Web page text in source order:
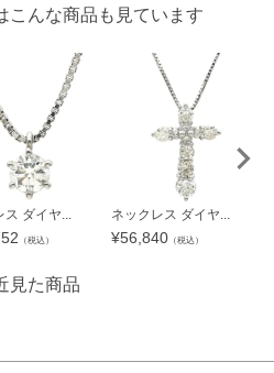
こんな商品も見ています
ス ダイヤ...
（税込）
ネックレス ダイヤ...
¥56,840 （税込）
見た商品